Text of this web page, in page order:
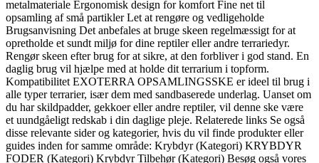
metalmateriale Ergonomisk design for komfort Fine net til
opsamling af små partikler Let at rengøre og vedligeholde
Brugsanvisning Det anbefales at bruge skeen regelmæssigt for at
opretholde et sundt miljø for dine reptiler eller andre terrariedyr.
Rengør skeen efter brug for at sikre, at den forbliver i god stand. En
daglig brug vil hjælpe med at holde dit terrarium i topform.
Kompatibilitet EXOTERRA OPSAMLINGSSKE er ideel til brug i
alle typer terrarier, især dem med sandbaserede underlag. Uanset om
du har skildpadder, gekkoer eller andre reptiler, vil denne ske være
et uundgåeligt redskab i din daglige pleje. Relaterede links Se også
disse relevante sider og kategorier, hvis du vil finde produkter eller
guides inden for samme område: Krybdyr (Kategori) KRYBDYR
FODER (Kategori) Krybdyr Tilbehør (Kategori) Besøg også vores